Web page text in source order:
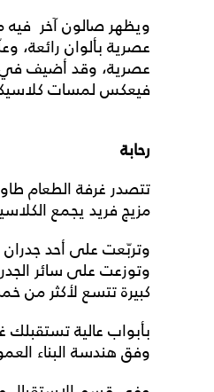
ويظهر صالون آخر فيه
عصرية بألوان رائعة،
عصرية، وقد أضيف في
فيعكس لمسات
رحابة
تتصدر غرفة الطعام
مزيج فريد يجمع
وتربّعت على أحد جدران
وتوزعت على سائر
كبيرة تتسع لأكثر
بأبواب عالية تستقبلك
وفق هندسة البناء